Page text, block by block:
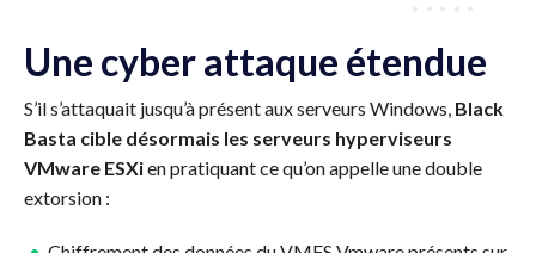
Une cyber attaque étendue
S’il s’attaquait jusqu’à présent aux serveurs Windows, Black
Basta cible désormais les serveurs hyperviseurs
VMware ESXien pratiquant ce qu’on appelle une double
extorsion :